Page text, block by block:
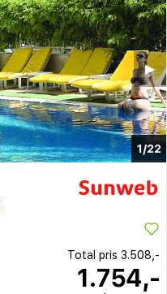
1/22
▶︎
Total pris 3.508,-
1.754,-